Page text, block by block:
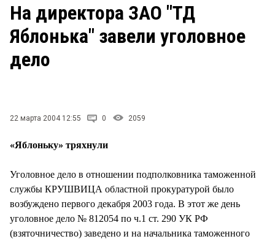
ЗАКОН
НОВОСТИ КОМПАНИЙ
Рейтинги
Блоги
На директора ЗАО "ТД
Яблонька" завели уголовное
дело
22 марта 2004 12:55 0 2059
«Яблоньку» тряхнули
Уголовное дело в отношении подполковника таможенной
службы КРУШВИЦА областной прокуратурой было
возбуждено первого декабря 2003 года. В этот же день
уголовное дело № 812054 по ч.1 ст. 290 УК РФ
(взяточничество) заведено и на начальника таможенного